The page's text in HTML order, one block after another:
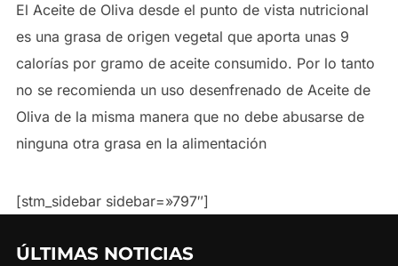
El Aceite de Oliva desde el punto de vista nutricional
es una grasa de origen vegetal que aporta unas 9
calorías por gramo de aceite consumido. Por lo tanto
no se recomienda un uso desenfrenado de Aceite de
Oliva de la misma manera que no debe abusarse de
ninguna otra grasa en la alimentación
[stm_sidebar sidebar=»797″]
ÚLTIMAS NOTICIAS